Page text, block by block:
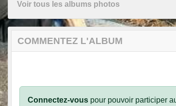
Voir tous les albums photos
COMMENTEZ L'ALBUM
Connectez-vous pour pouvoir participer